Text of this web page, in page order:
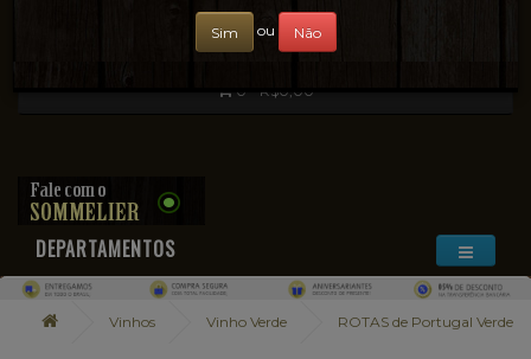
0 - R$0,00
DEPARTAMENTOS
Vinhos Vinho Verde ROTAS de Portugal Verde
Sim ou Não